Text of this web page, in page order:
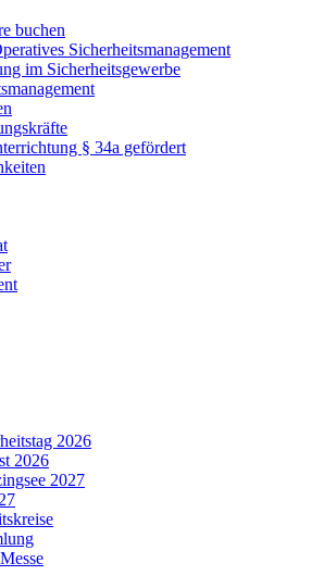
buchen
Sicherheitsmanagement
im Sicherheitsgewerbe
§ 34a gefördert
2026
2026
2027